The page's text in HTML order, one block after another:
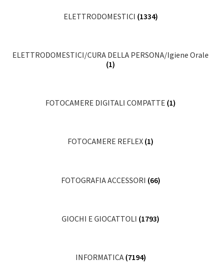
ELETTRODOMESTICI (1334)
ELETTRODOMESTICI/CURA DELLA PERSONA/Igiene Orale
(1)
FOTOCAMERE DIGITALI COMPATTE (1)
FOTOCAMERE REFLEX (1)
FOTOGRAFIA ACCESSORI (66)
GIOCHI E GIOCATTOLI (1793)
INFORMATICA (7194)